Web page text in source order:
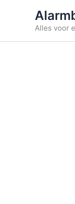
inhoud
Alles voor